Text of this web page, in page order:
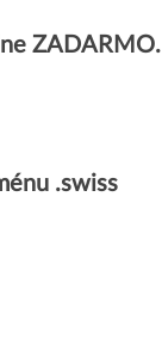
ZADARMO.
.swiss